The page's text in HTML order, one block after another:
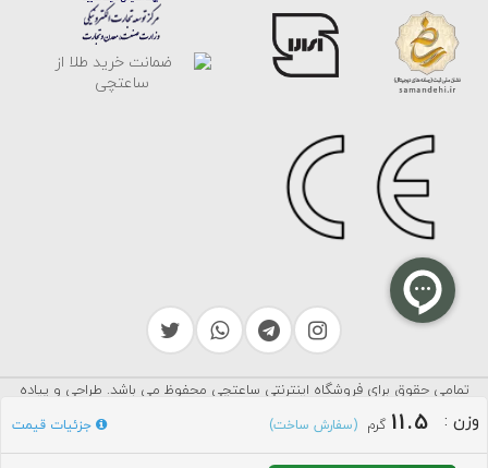
وزن :
11.5 گرم (سفارش ساخت) جزئیات قیمت
تمامی حقوق برای فروشگاه اینترنتی ساعتچی محفوظ می باشد. طراحی و پیاده
سازی توسط